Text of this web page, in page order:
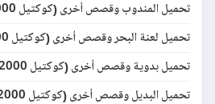
تحميل المندوب وقصص أخرى (كوكتيل 2000 #6) نبيل فاروق
تحميل لعنة البحر وقصص أخرى (كوكتيل 2000 #5) نبيل فاروق
تحميل بدوية وقصص أخرى (كوكتيل 2000 #4) نبيل فاروق
تحميل البديل وقصص أخرى (كوكتيل 2000 #3) نبيل فاروق